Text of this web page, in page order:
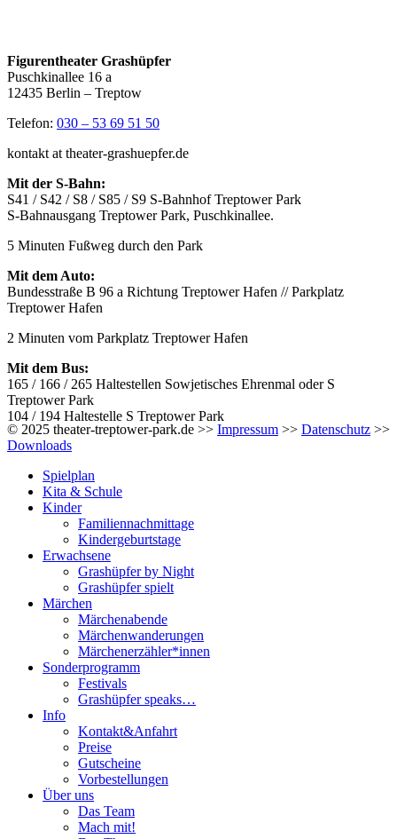
Figurentheater Grashüpfer
Puschkinallee 16 a
12435 Berlin – Treptow
Telefon: 030 – 53 69 51 50
kontakt at theater-grashuepfer.de
Mit der S-Bahn:
S41 / S42 / S8 / S85 / S9 S-Bahnhof Treptower Park
S-Bahnausgang Treptower Park, Puschkinallee.
5 Minuten Fußweg durch den Park
Mit dem Auto:
Bundesstraße B 96 a Richtung Treptower Hafen // Parkplatz
Treptower Hafen
2 Minuten vom Parkplatz Treptower Hafen
Mit dem Bus:
165 / 166 / 265 Haltestellen Sowjetisches Ehrenmal oder S
Treptower Park
104 / 194 Haltestelle S Treptower Park
© 2025 theater-treptower-park.de >> Impressum >> Datenschutz >>
Downloads
Spielplan
Kita & Schule
Kinder
Familiennachmittage
Kindergeburtstage
Erwachsene
Grashüpfer by Night
Grashüpfer spielt
Märchen
Märchenabende
Märchenwanderungen
Märchenerzähler*innen
Sonderprogramm
Festivals
Grashüpfer speaks…
Info
Kontakt&Anfahrt
Preise
Gutscheine
Vorbestellungen
Über uns
Das Team
Mach mit!